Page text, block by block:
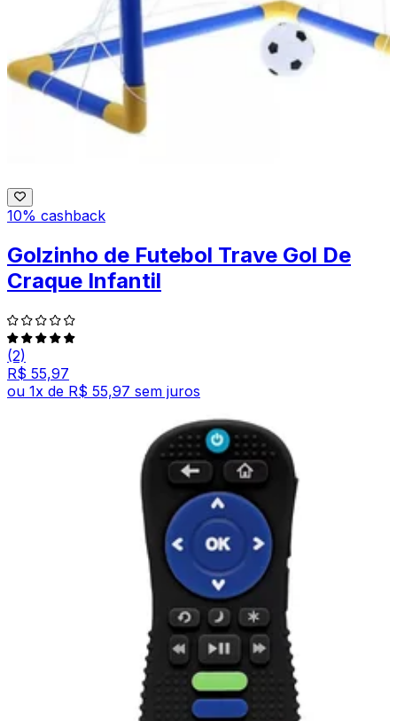
10% cashback
Golzinho de Futebol Trave Gol De
Craque Infantil
(2)
R$ 55,97
ou 1x de R$ 55,97 sem juros